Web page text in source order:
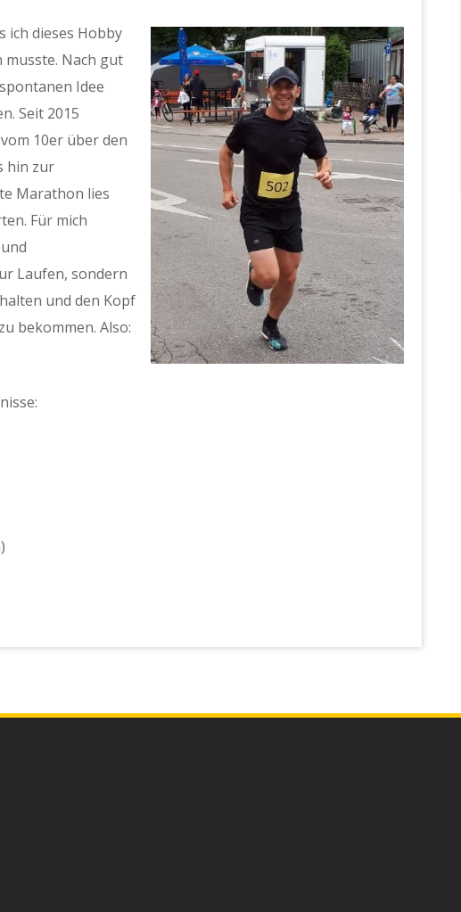
ich dieses Hobby
Nach gut
Idee
Seit 2015
10er über den
hin zur
Marathon lies
Für mich
Laufen, sondern
und den Kopf
bekommen. Also: